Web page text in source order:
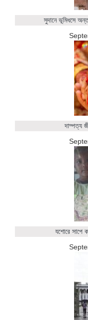
সুদানে ভূমিধসে
দাম্পত্য
যশোরে সাপে